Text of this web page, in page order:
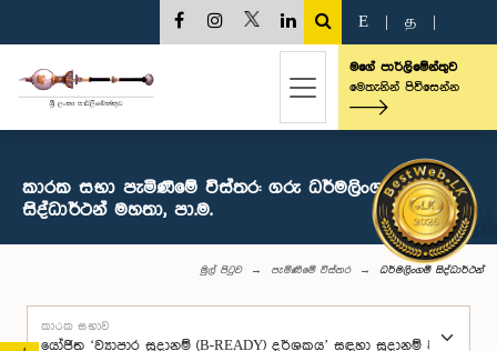
E த
මගේ පාර්ලිමේන්තුව
මෙතැනින් පිවිසෙන්න
කාරක සභා පැමිණීමේ විස්තර: ගරු ධර්මලිංගම්
සිද්ධාර්ථන් මහතා, පා.ම.
මුල් පිටුව පැමිණීමේ විස්තර ධර්මලිංගම් සිද්ධාර්ථන්
කාරක සභාව